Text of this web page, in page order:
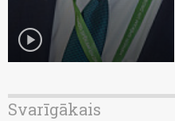
play_circle
Svarīgākais